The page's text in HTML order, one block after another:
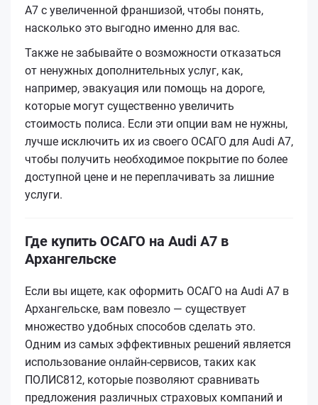
A7 с увеличенной франшизой, чтобы понять,
насколько это выгодно именно для вас.
Также не забывайте о возможности отказаться
от ненужных дополнительных услуг, как,
например, эвакуация или помощь на дороге,
которые могут существенно увеличить
стоимость полиса. Если эти опции вам не нужны,
лучше исключить их из своего ОСАГО для Audi A7,
чтобы получить необходимое покрытие по более
доступной цене и не переплачивать за лишние
услуги.
Где купить ОСАГО на Audi A7 в
Архангельске
Если вы ищете, как оформить ОСАГО на Audi A7 в
Архангельске, вам повезло — существует
множество удобных способов сделать это.
Одним из самых эффективных решений является
использование онлайн-сервисов, таких как
ПОЛИС812, которые позволяют сравнивать
предложения различных страховых компаний и